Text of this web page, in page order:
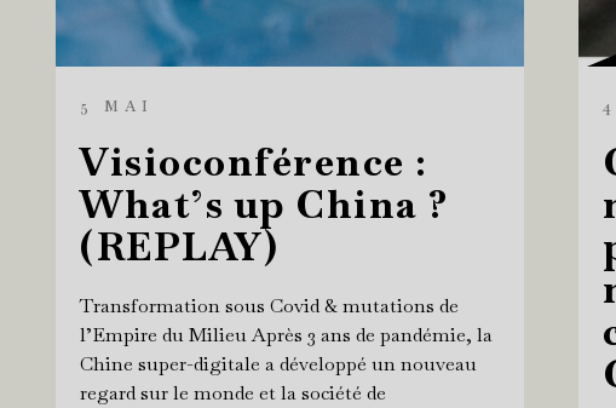
5 MAI
Visioconférence :
What’s up China ?
(REPLAY)
Transformation sous Covid & mutations de
l’Empire du Milieu Après 3 ans de pandémie, la
Chine super-digitale a développé un nouveau
regard sur le monde et la société de